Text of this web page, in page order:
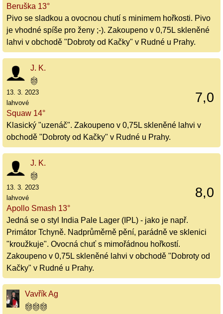
Beruška 13°
Pivo se sladkou a ovocnou chutí s minimem hořkosti. Pivo
je vhodné spíše pro ženy ;-). Zakoupeno v 0,75L skleněné
lahvi v obchodě "Dobroty od Kačky" v Rudné u Prahy.
J. K.
7,0
13. 3. 2023
lahvové
Squaw 14°
Klasický "uzenáč". Zakoupeno v 0,75L skleněné lahvi v
obchodě "Dobroty od Kačky" v Rudné u Prahy.
J. K.
8,0
13. 3. 2023
lahvové
Apollo Smash 13°
Jedná se o styl India Pale Lager (IPL) - jako je např.
Primátor Tchyně. Nadprůměrně pění, parádně ve sklenici
"kroužkuje". Ovocná chuť s mimořádnou hořkostí.
Zakoupeno v 0,75L skleněné lahvi v obchodě "Dobroty od
Kačky" v Rudné u Prahy.
Vavřík Ag